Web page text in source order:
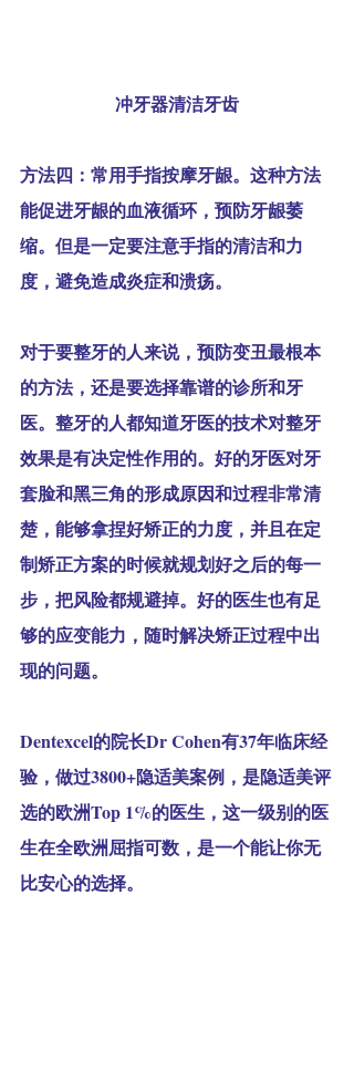
冲牙器清洁牙齿
方法四：常用手指按摩牙龈。这种方法
能促进牙龈的血液循环，预防牙龈萎
缩。但是一定要注意手指的清洁和力
度，避免造成炎症和溃疡。
对于要整牙的人来说，预防变丑最根本
的方法，还是要选择靠谱的诊所和牙
医。整牙的人都知道牙医的技术对整牙
效果是有决定性作用的。好的牙医对牙
套脸和黑三角的形成原因和过程非常清
楚，能够拿捏好矫正的力度，并且在定
制矫正方案的时候就规划好之后的每一
步，把风险都规避掉。好的医生也有足
够的应变能力，随时解决矫正过程中出
现的问题。
Dentexcel的院长Dr Cohen有37年临床经
验，做过3800+隐适美案例，是隐适美评
选的欧洲Top 1%的医生，这一级别的医
生在全欧洲屈指可数，是一个能让你无
比安心的选择。